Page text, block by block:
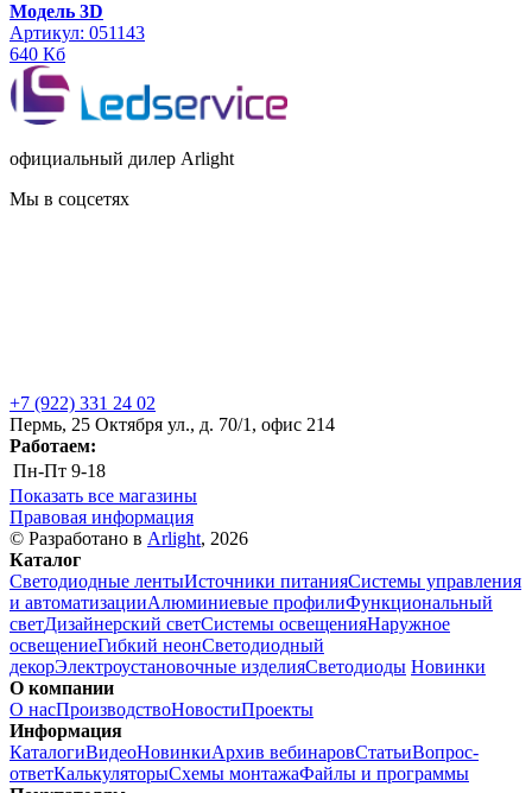
Модель 3D
Артикул: 051143
640 Кб
официальный дилер Arlight
Мы в соцсетях
+7 (922) 331 24 02
Пермь, 25 Октября ул., д. 70/1, офис 214
Работаем:
Пн-Пт 9-18
Показать все магазины
Правовая информация
© Разработано в Arlight, 2026
Каталог
Светодиодные лентыИсточники питанияСистемы управления
и автоматизацииАлюминиевые профилиФункциональный
светДизайнерский светСистемы освещенияНаружное
освещениеГибкий неонСветодиодный
декорЭлектроустановочные изделияСветодиоды Новинки
О компании
О насПроизводствоНовостиПроекты
Информация
КаталогиВидеоНовинкиАрхив вебинаровСтатьиВопрос-
ответКалькуляторыСхемы монтажаФайлы и программы